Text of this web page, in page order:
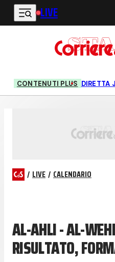
Vai al contenuto principale
LIVE
CONTENUTI PLUS DIRETTA
/ LIVE / CALENDARIO
AL-AHLI - AL-
RISULTATO,